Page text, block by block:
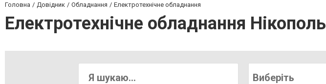
Головна Довідник Обладнання Електротехнічне обладнання
Електротехнічне обладнання Нікополь
Виберіть